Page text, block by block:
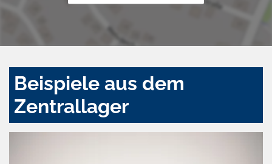
Beispiele aus dem
Zentrallager